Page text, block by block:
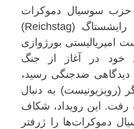
سوسیال دموکرات
(Reichstag)
بورژوازی
خود در آغاز از جنگ
ضدجنگی رسید،
به دنبال
این رویداد، شکاف
را ژرفتر